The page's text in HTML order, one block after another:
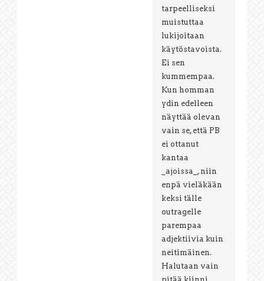
tarpeelliseksi
muistuttaa
lukijoitaan
käytöstavoista.
Ei sen
kummempaa.
Kun homman
ydin edelleen
näyttää olevan
vain se, että PB
ei ottanut
kantaa
_ajoissa_, niin
enpä vieläkään
keksi tälle
outragelle
parempaa
adjektiivia kuin
neitimäinen.
Halutaan vain